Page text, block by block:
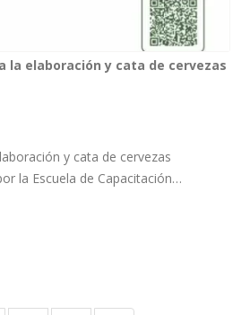
la elaboración y cata de cervezas
y cata de cervezas
la Escuela de Capacitación…